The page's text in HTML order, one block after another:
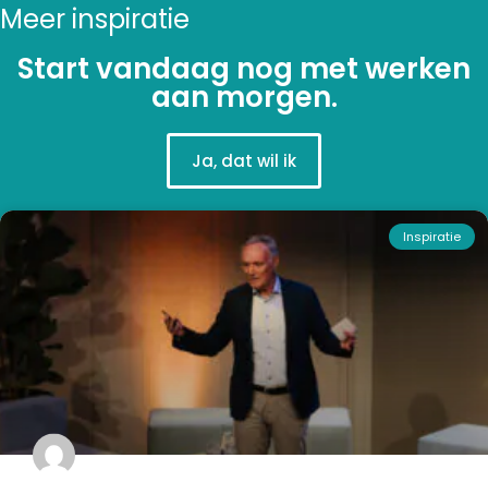
Meer inspiratie
Start vandaag nog met werken
aan morgen.
Ja, dat wil ik
Inspiratie